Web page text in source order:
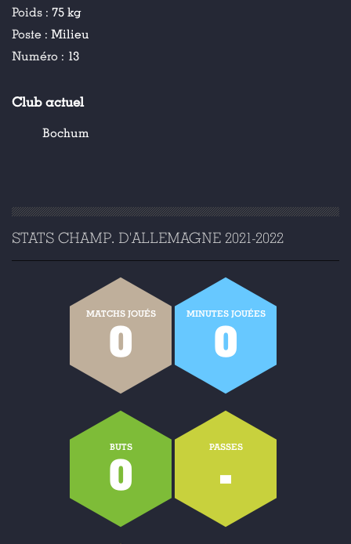
Poids : 75 kg
Poste : Milieu
Numéro : 13
Club actuel
Bochum
STATS CHAMP. D'ALLEMAGNE 2021-2022
MATCHS JOUÉS
0
MINUTES JOUÉES
0
BUTS
0
PASSES
-